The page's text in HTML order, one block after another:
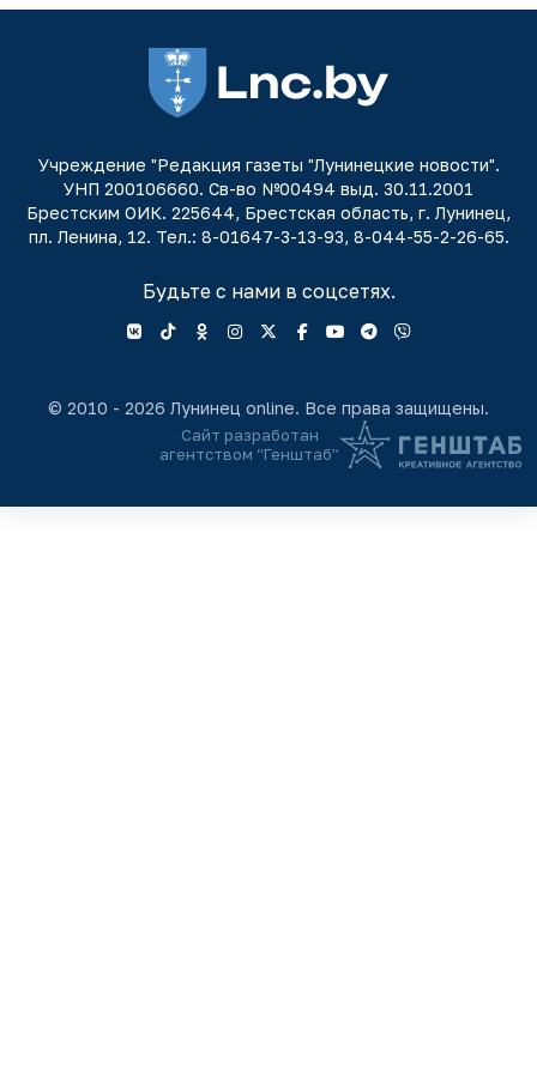
Учреждение "Редакция газеты "Лунинецкие новости".
УНП 200106660. Св-во №00494 выд. 30.11.2001
Брестским ОИК. 225644, Брестская область, г. Лунинец,
пл. Ленина, 12. Тел.: 8-01647-3-13-93, 8-044-55-2-26-65.
Будьте с нами в соцсетях.
© 2010 - 2026 Лунинец online. Все права защищены.
Сайт разработан
агентством “Генштаб”